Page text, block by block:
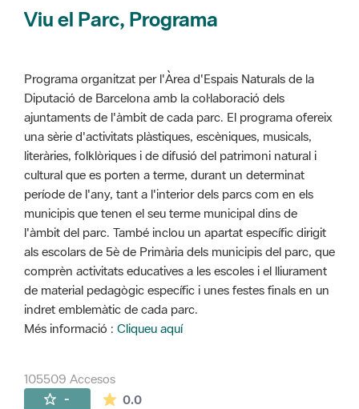
Viu el Parc, Programa
Programa organitzat per l'Àrea d'Espais Naturals de la
Diputació de Barcelona amb la col·laboració dels
ajuntaments de l'àmbit de cada parc. El programa ofereix
una sèrie d'activitats plàstiques, escèniques, musicals,
literàries, folklòriques i de difusió del patrimoni natural i
cultural que es porten a terme, durant un determinat
període de l'any, tant a l'interior dels parcs com en els
municipis que tenen el seu terme municipal dins de
l'àmbit del parc. També inclou un apartat específic dirigit
als escolars de 5è de Primària dels municipis del parc, que
comprèn activitats educatives a les escoles i el lliurament
de material pedagògic específic i unes festes finals en un
indret emblemàtic de cada parc.
Més informació : Cliqueu aquí
105509 Accesos
- 0.0La valoración media es de 0 estrellas de